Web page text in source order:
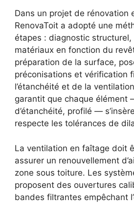
Dans un projet de rénovation
RenovaToit a adopté une
étapes : diagnostic structurel,
matériaux en fonction du
préparation de la surface,
préconisations et vérification
l’étanchéité et de la
garantit que chaque élément
d’étanchéité, profilé —
respecte les tolérances de
La ventilation en faîtage doit
assurer un renouvellement
zone sous toiture. Les
proposent des ouvertures
bandes filtrantes empêchant